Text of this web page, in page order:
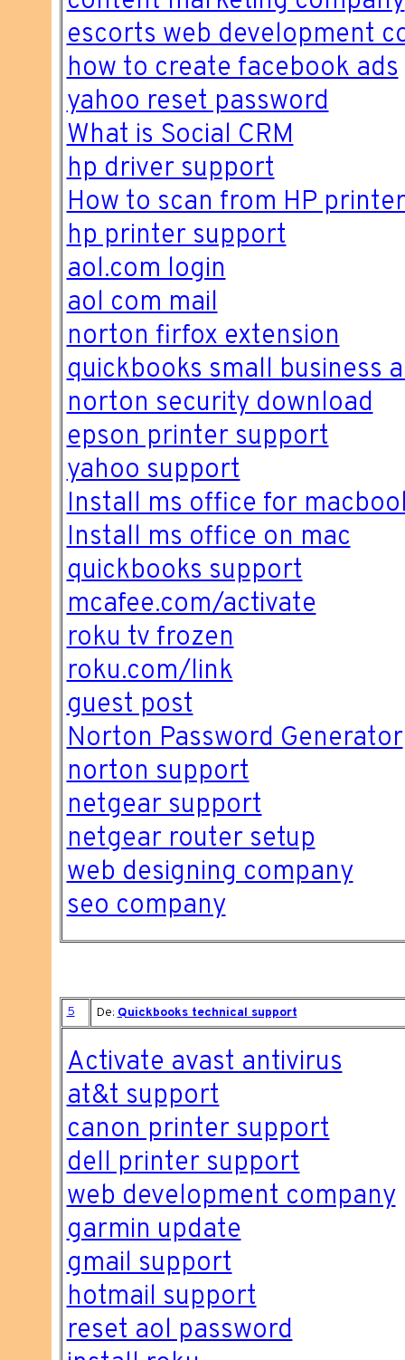
escorts web development
how to create facebook ads
yahoo reset password
What is Social CRM
hp driver support
How to scan from HP printer
hp printer support
aol.com login
aol com mail
norton firfox extension
quickbooks small business
norton security download
epson printer support
yahoo support
Install ms office for
Install ms office on mac
quickbooks support
mcafee.com/activate
roku tv frozen
roku.com/link
guest post
Norton Password Generator
norton support
netgear support
netgear router setup
web designing company
seo company
5 De: Quickbooks technical support
Activate avast antivirus
at&t support
canon printer support
dell printer support
web development company
garmin update
gmail support
hotmail support
reset aol password